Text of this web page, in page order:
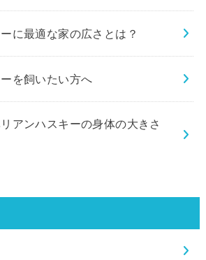
に最適な家の広さとは？
を飼いたい方へ
アンハスキーの身体の大きさ